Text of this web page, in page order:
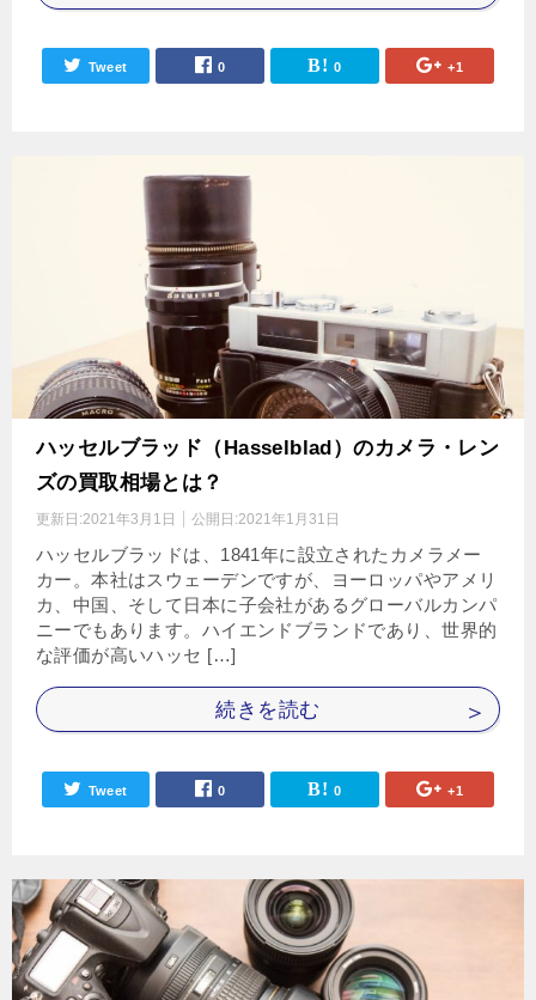
Tweet 0 0 +1
ハッセルブラッド（Hasselblad）のカメラ・レン
ズの買取相場とは？
更新日:2021年3月1日 公開日:2021年1月31日
ハッセルブラッドは、1841年に設立されたカメラメー
カー。本社はスウェーデンですが、ヨーロッパやアメリ
カ、中国、そして日本に子会社があるグローバルカンパ
ニーでもあります。ハイエンドブランドであり、世界的
な評価が高いハッセ […]
続きを読む
Tweet 0 0 +1